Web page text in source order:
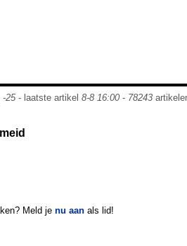
-25- laatste artikel 8-8 16:00- 78243
Meld je nu aan als lid!